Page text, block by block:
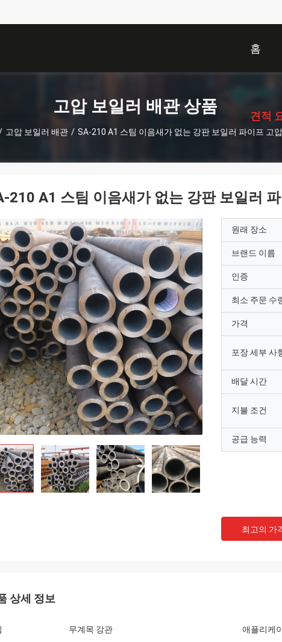
홈
견적
고압 보일러 배관 상품
고압 보일러 배관 / SA-210 A1 스팀 이음새가 없는 강판 보일러 파이프 고압
210 A1 스팀 이음새가 없는 강판 보일러
원래 장소
브랜드 이름
인증
최소 주문 수
가격
포장 세부 사
배달 시간
지불 조건
공급 능력
최고의 가
상세 정보
무계목 강관 애플리케